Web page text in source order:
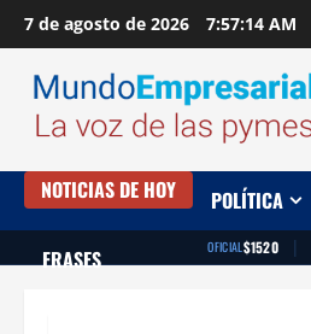
Saltar
al
contenido
7 de agosto de 2026 7:57:15 AM
NOTICIAS DE HOY POLÍTICA
FRASES OFICIAL$1520 |